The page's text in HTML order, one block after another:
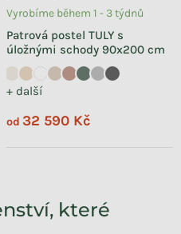
Patrová postel TULY s
úložnými schody 90x200 cm
+ další
Vyrobíme během 1 - 3 týdnů
od 32 590 Kč
které